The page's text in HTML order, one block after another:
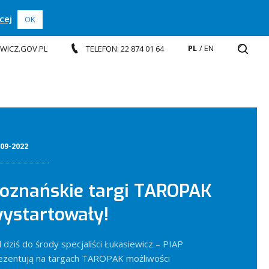
TELEFON: 22 874 01 64 PL EN
2022
targi TAROPAK
dziś do środy specjaliści Łukasiewicz – PIAP
na targach TAROPAK możliwości
OK